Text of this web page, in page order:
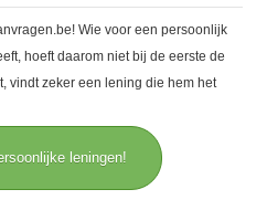
Wie voor een persoonlijk
hoeft daarom niet bij de eerste de
vindt zeker een lening die hem het
leningen!